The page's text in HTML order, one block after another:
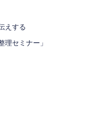
えする
理セミナー」